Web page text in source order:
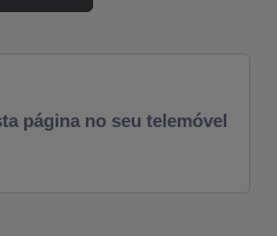
página no seu telemóvel